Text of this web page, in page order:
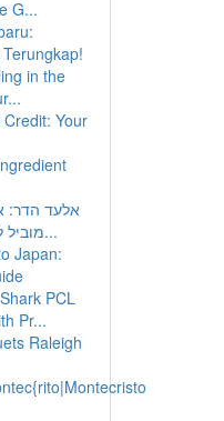
G...
in the
Your
אלעד הדר:
מוביל להצלחת העסק של...
Japan:
PCL
Pr...
Raleigh